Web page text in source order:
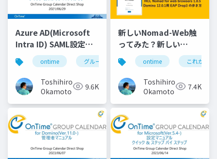
Azure AD(Microsoft
Intra ID) SAML設定マ
ニュアルontime グループカレンダー 組織カレンダー
Toshihiro
Okamoto
9.6K
新しいNomad-Web触
ってみた？新しい
Nomad Web用 HCL
Nomad for web
browsers 1.0.5
Domino 12.0.1用 EAP
Drop3 の歩き方
ontime これがド
Toshihiro
Okamoto
7.4K